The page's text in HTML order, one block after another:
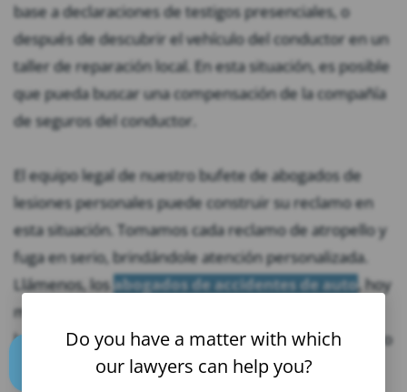
base a declaraciones de testigos presenciales, o
después de descubrir el vehículo del conductor en un
taller de reparación local. En esta situación, es posible
que pueda buscar una compensación de la compañía
de seguros del conductor.
El equipo legal de nuestro bufete de abogados de
lesiones personales puede construir su reclamo en
esta situación. Tomamos cada reclamo de atropello y
fuga en serio, brindándole atención personalizada.
Llámenos, losabogados de accidentes de auto, hoy
mismo para obtener la ayuda que necesita para
luchar por daños después de una colisión de atropello
Do you have a matter with which
our lawyers can help you?